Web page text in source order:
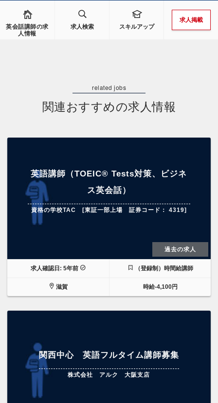
英会話講師の求
人情報
求人検索 スキルアップ
求人掲載
関連おすすめの求人情報
英語講師（TOEIC® Tests対策、ビジネ
ス英会話）
資格の学校TAC [東証一部上場 証券コード： 4319]
過去の求人
求人確認日: 5年前 （登録制）時間給講師
滋賀 時給-4,100円
関西中心 英語フルタイム講師募集
株式会社 アルク 大阪支店